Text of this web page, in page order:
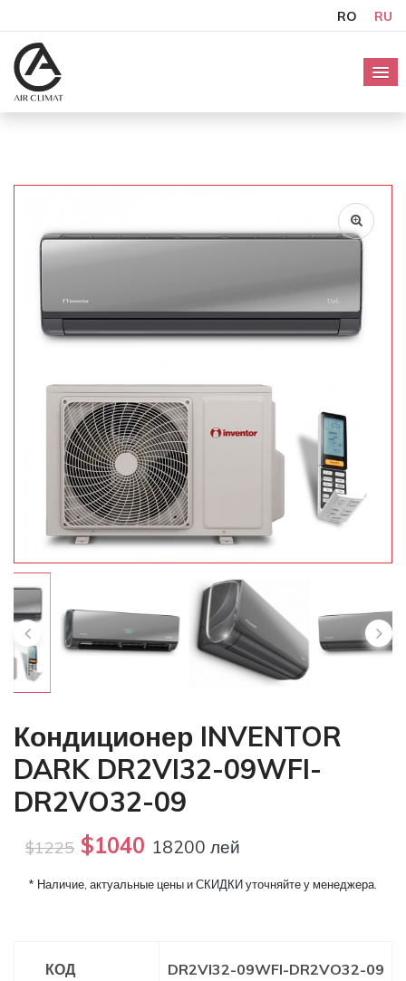
RO RU
Кондиционер INVENTOR
DARK DR2VI32-09WFI-
DR2VO32-09
$1225 $1040 18200 лей
* Наличие, актуальные цены и СКИДКИ уточняйте у менеджера.
КОД DR2VI32-09WFI-DR2VO32-09